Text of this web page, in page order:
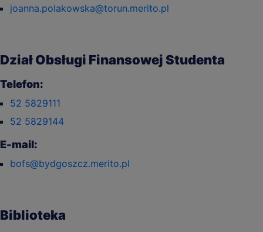
joanna.polakowska@torun.merito.pl
Dział Obsługi Finansowej Studenta
Telefon:
52 5829111
52 5829144
E-mail:
bofs@bydgoszcz.merito.pl
Biblioteka